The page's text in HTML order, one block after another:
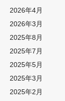
2026年4月
2026年3月
2025年8月
2025年7月
2025年5月
2025年3月
2025年2月